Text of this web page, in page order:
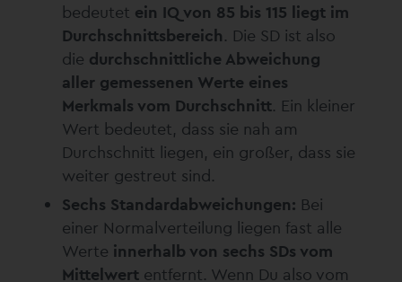
bedeutet ein IQ von 85 bis 115 liegt im
Durchschnittsbereich. Die SD ist also
die durchschnittliche Abweichung
aller gemessenen Werte eines
Merkmals vom Durchschnitt. Ein kleiner
Wert bedeutet, dass sie nah am
Durchschnitt liegen, ein großer, dass sie
weiter gestreut sind.
Sechs Standardabweichungen: Bei
einer Normalverteilung liegen fast alle
Werte innerhalb von sechs SDs vom
Mittelwert entfernt. Wenn Du also vom